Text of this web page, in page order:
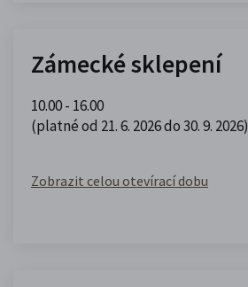
Zámecké sklepení
10.00 - 16.00
(platné od 21. 6. 2026 do 30. 9. 2026)
Zobrazit celou otevírací dobu